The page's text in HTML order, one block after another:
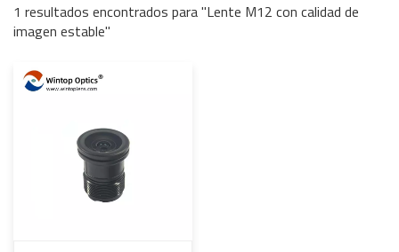
1 resultados encontrados para "Lente M12 con calidad de
imagen estable"